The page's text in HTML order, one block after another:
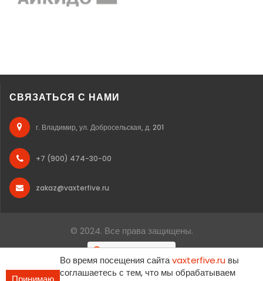
СВЯЗАТЬСЯ С НАМИ
г. Владимир, ул. Добросельская, д. 201
+7 (900) 474-30-00
zakaz@vaxterfive.ru
© 2024. Все права защищены.
Во время посещения сайтаvaxterfive.ru вы
соглашаетесь с тем, что мы обрабатываем